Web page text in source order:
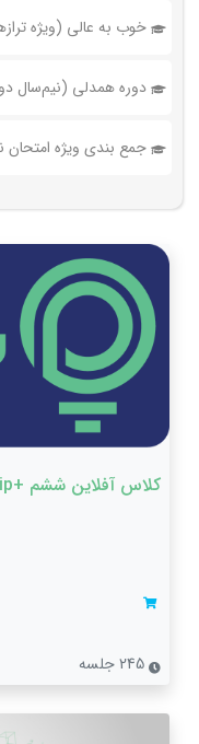
خوب به عالی (ویژه ترازهای
دوره همدلی (نیم‌سال
جمع بندی ویژه امتحان
کلاس آفلاین ششم +vip